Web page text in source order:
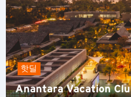
핫딜
Anantara Vacation